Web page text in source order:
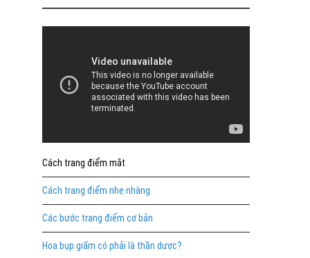
Cách trang điểm mắt
Cách trang điểm nhẹ nhàng
Các bước trang điểm cơ bản
Hoa bụp giấm có phải là thần dược?